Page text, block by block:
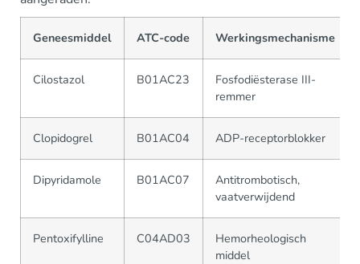
Geneesmiddel ATC-code Werkingsmechanisme
Cilostazol B01AC23
Fosfodiësterase III-
remmer
Clopidogrel B01AC04 ADP-receptorblokker
Dipyridamole B01AC07
Antitrombotisch,
vaatverwijdend
Pentoxifylline C04AD03
Hemorheologisch
middel